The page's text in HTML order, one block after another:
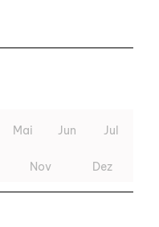
Mai Jun Jul
Nov Dez